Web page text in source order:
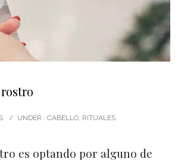
/ UNDER : CABELLO, RITUALES
es optando por alguno de